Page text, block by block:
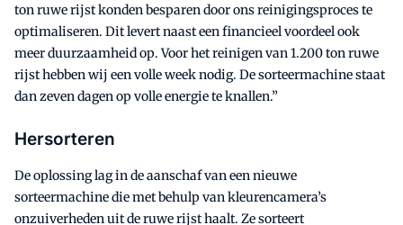
ton ruwe rijst konden besparen door ons reinigingsproces te
optimaliseren. Dit levert naast een financieel voordeel ook
meer duurzaamheid op. Voor het reinigen van 1.200 ton ruwe
rijst hebben wij een volle week nodig. De sorteermachine staat
dan zeven dagen op volle energie te knallen.”
Hersorteren
De oplossing lag in de aanschaf van een nieuwe
sorteermachine die met behulp van kleurencamera’s
onzuiverheden uit de ruwe rijst haalt. Ze sorteert